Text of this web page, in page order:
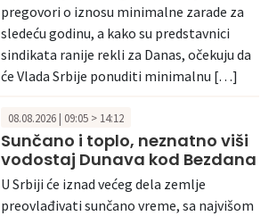
pregovori o iznosu minimalne zarade za
sledeću godinu, a kako su predstavnici
sindikata ranije rekli za Danas, očekuju da
će Vlada Srbije ponuditi minimalnu […]
08.08.2026 | 09:05 > 14:12
Sunčano i toplo, neznatno viši
vodostaj Dunava kod Bezdana
U Srbiji će iznad većeg dela zemlje
preovlađivati sunčano vreme, sa najvišom